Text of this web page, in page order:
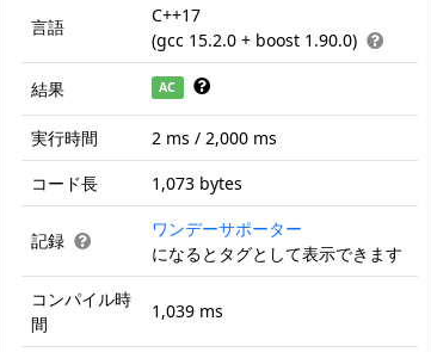
言語
C++17
(gcc 15.2.0 + boost 1.90.0)
結果 AC
実行時間
2 ms / 2,000 ms
コード長
1,073 bytes
記録
ワンデーサポーター
になるとタグとして表示できます
コンパイル時
間
1,039 ms